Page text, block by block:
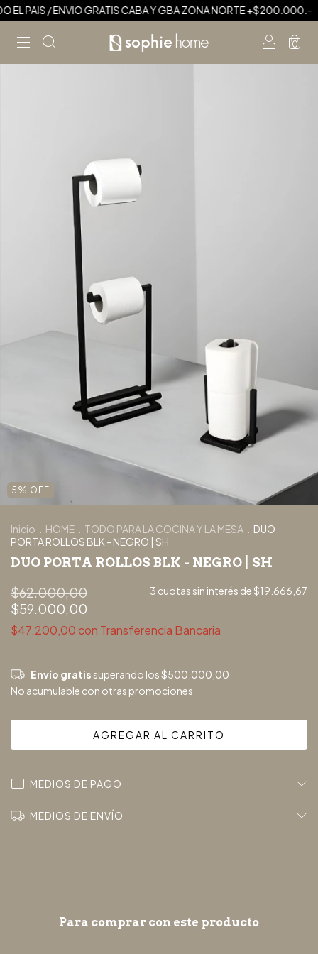
EL PAIS / ENVIO GRATIS CABA Y GBA ZONA NORTE +$200.000.-
0
5 % OFF
Inicio HOME TODO PARA LA COCINA Y LA MESA
DUO
PORTA ROLLOS BLK - NEGRO | SH
DUO PORTA ROLLOS BLK - NEGRO | SH
$62.000,00
$59.000,00
3 cuotas sin interés de$19.666,67
$47.200,00 con Transferencia Bancaria
Envío gratis superando los$500.000,00
No acumulable con otras promociones
MEDIOS DE PAGO
MEDIOS DE ENVÍO
Para comprar con este producto